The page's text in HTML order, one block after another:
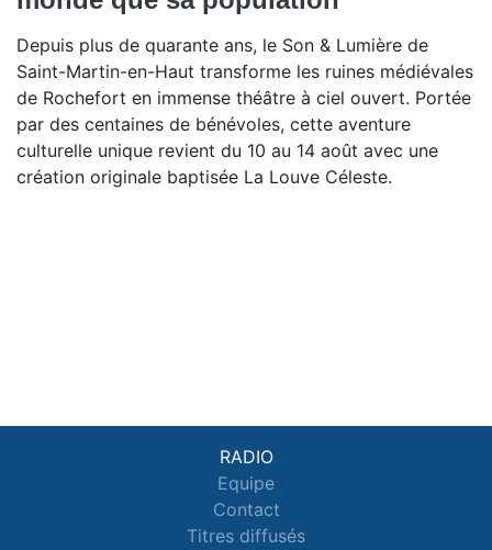
Depuis plus de quarante ans, le Son & Lumière de
Saint-Martin-en-Haut transforme les ruines médiévales
de Rochefort en immense théâtre à ciel ouvert. Portée
par des centaines de bénévoles, cette aventure
culturelle unique revient du 10 au 14 août avec une
création originale baptisée La Louve Céleste.
RADIO
Equipe
Contact
Titres diffusés